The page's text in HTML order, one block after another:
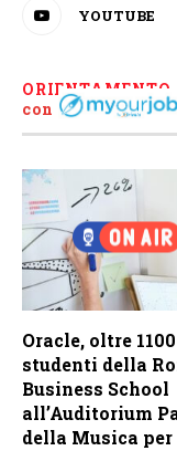
YOUTUBE
ORIENTAMENTO
con
Oracle, oltre 1100
studenti della
Business School
all’Auditorium
della Musica per